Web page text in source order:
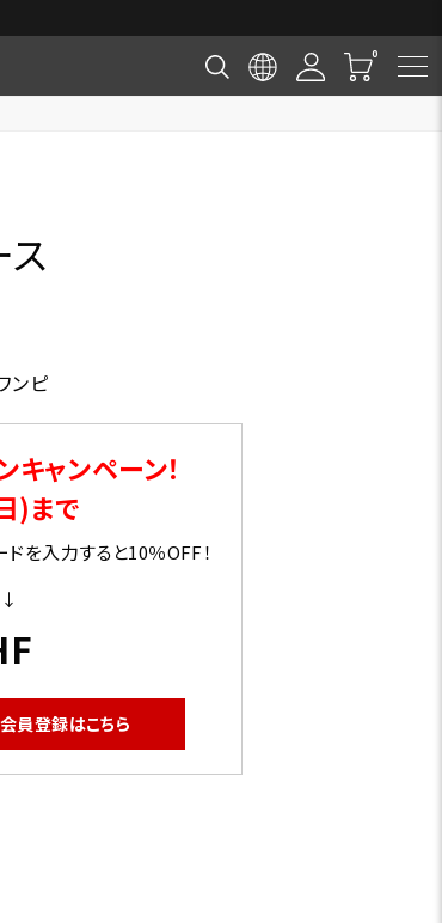
ンピ
ャンペーン！
)まで
を入力すると10％OFF！
↓
会員登録はこちら